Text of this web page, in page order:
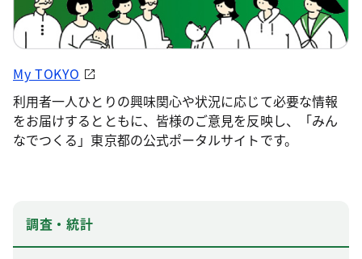
My TOKYO
利用者一人ひとりの興味関心や状況に応じて必要な情報
をお届けするとともに、皆様のご意見を反映し、「みん
なでつくる」東京都の公式ポータルサイトです。
調査・統計